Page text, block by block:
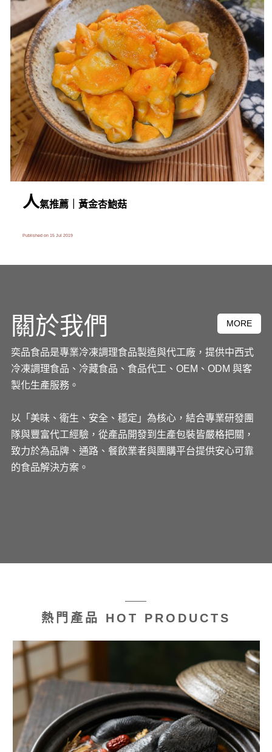
人氣推薦｜黃金杏鮑菇
Published on 15 Jul 2019
關於我們 MORE
奕品食品是專業冷凍調理食品製造與代工廠，提供中西式
冷凍調理食品、冷藏食品、食品代工、OEM、ODM 與客
製化生產服務。
以「美味、衛生、安全、穩定」為核心，結合專業研發團
隊與豐富代工經驗，從產品開發到生產包裝皆嚴格把關，
致力於為品牌、通路、餐飲業者與團購平台提供安心可靠
的食品解決方案。
熱門產品 HOT PRODUCTS